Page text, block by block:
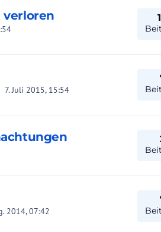
7. Juli 2015, 15:54
2014, 07:42